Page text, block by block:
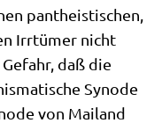
pan­the­isti­schen,
Irr­tü­mer nicht
daß die
Syn­ode
von Mai­land